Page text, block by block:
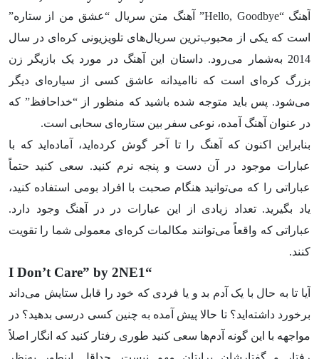
آهنگ “Hello, Goodbye” آهنگ متن سریال “عشق من از ستاره”
است که یکی از محبوب‌ترین سریال‌های تلویزیونی کره‌ای در سال
2014 به‌شمار می‌رود. داستان این آهنگ در مورد یک بازیگر زن
بزرگ کره‌ای است که ناامیدانه عاشق کسی از سیاره‌ای دیگر
می‌شود. پس باید متوجه شده باشید که منظور از “خداحافظ” که
در عنوان آهنگ آمده، نوعی سفر بین ستاره‌ای سحابی است.
بنابراین اکنون که آهنگ را تا آخر گوش کرده‌اید، آماده‌اید که با
عبارات موجود در آن دست و پنجه نرم کنید. سعی کنید حتماً
عباراتی را که می‌توانید هنگام صحبت با افراد بومی استفاده کنید،
یاد بگیرید. تعداد زیادی از این عبارات در در آهنگ وجود دارد.
عباراتی که واقعاً می‌توانند مکالمات کره‌ای معمولی شما را تقویت
کنند.
“I Don’t Care” by 2NE1
آیا تا به حال با یک آدم بد و یا فردی که خود را قابل ستایش می‌داند
برخورد داشته‌اید؟ تا حالا پیش آمده به چنین کسی درسی بدهید؟ در
مواجهه با این گونه آدم‌ها سعی کنید طوری رفتار کنید که انگار اصلاً